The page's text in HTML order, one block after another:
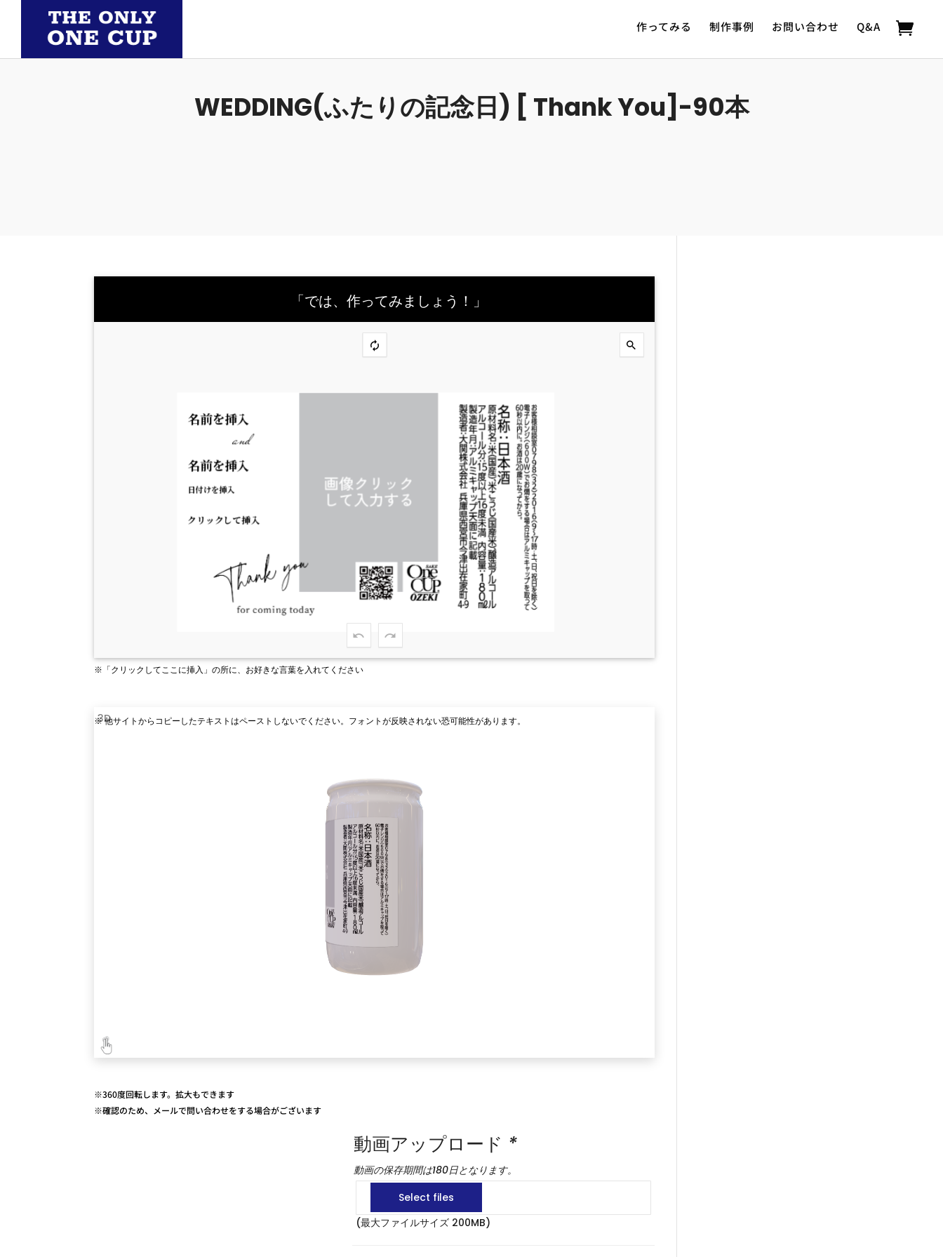
作ってみる 制作事例 お問い合わせ Q&A
WEDDING(ふたりの記念日) [ Thank You]-90本
※360度回転します。拡大もできます
※確認のため、メールで問い合わせをする場合がございます
動画アップロード *
動画の保存期間は180日となります。
(最大ファイルサイズ 200MB)